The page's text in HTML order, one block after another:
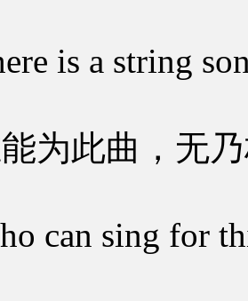
is a string
为此曲，无
can sing for